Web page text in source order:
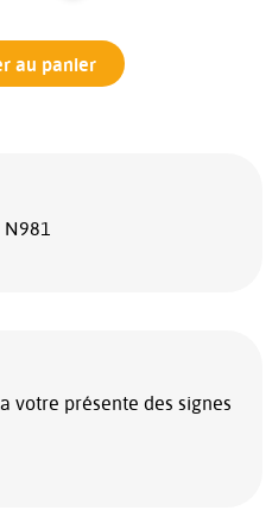
au panier
votre présente des signes